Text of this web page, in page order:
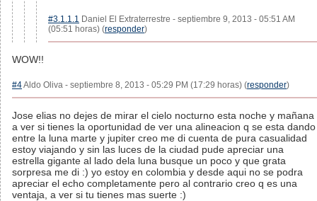
#3.1.1.1 Daniel El Extraterrestre - septiembre 9, 2013 - 05:51 AM
(05:51 horas) (responder)
WOW!!
#4Aldo Oliva - septiembre 8, 2013 - 05:29 PM (17:29 horas) (responder)
Jose elias no dejes de mirar el cielo nocturno esta noche y mañana
a ver si tienes la oportunidad de ver una alineacion q se esta dando
entre la luna marte y jupiter creo me di cuenta de pura casualidad
estoy viajando y sin las luces de la ciudad pude apreciar una
estrella gigante al lado dela luna busque un poco y que grata
sorpresa me di :) yo estoy en colombia y desde aqui no se podra
apreciar el echo completamente pero al contrario creo q es una
ventaja, a ver si tu tienes mas suerte :)